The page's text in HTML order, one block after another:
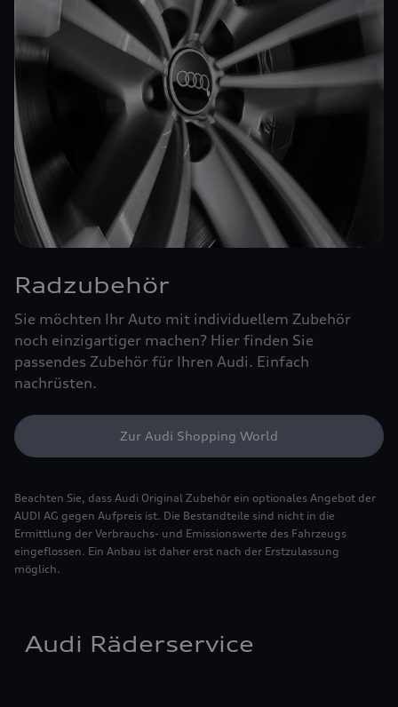
Radzubehör
Sie möchten Ihr Auto mit individuellem Zubehör
noch einzigartiger machen? Hier finden Sie
passendes Zubehör für Ihren Audi. Einfach
nachrüsten.
Zur Audi Shopping World
Beachten Sie, dass Audi Original Zubehör ein optionales Angebot der
AUDI AG gegen Aufpreis ist. Die Bestandteile sind nicht in die
Ermittlung der Verbrauchs- und Emissionswerte des Fahrzeugs
eingeflossen. Ein Anbau ist daher erst nach der Erstzulassung
möglich.
Audi Räderservice